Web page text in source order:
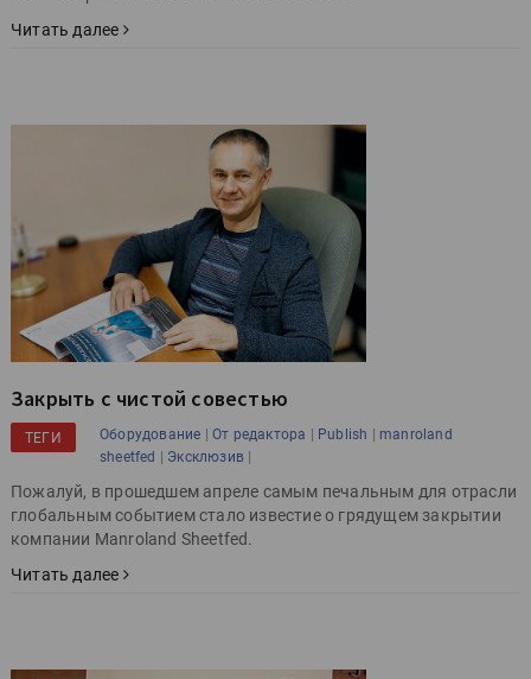
Читать далее
Закрыть с чистой совестью
ТЕГИ Оборудование |От редактора | Publish | manroland
sheetfed | Эксклюзив |
Пожалуй, в прошедшем апреле самым печальным для отрасли
глобальным событием стало известие о грядущем закрытии
компании Manroland Sheetfed.
Читать далее